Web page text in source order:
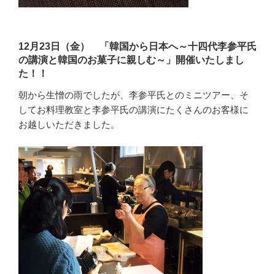
12月23日（金） 「韓国から日本へ～十四代李参平氏
の講演と韓国のお菓子に親しむ～」開催いたしまし
た！！
朝から生憎の雨でしたが、李参平氏とのミニツアー、そ
してお料理教室と李参平氏の講演にたくさんのお客様に
お越しいただきました。